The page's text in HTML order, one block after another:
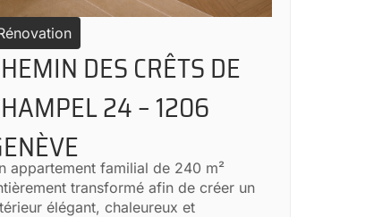
DES CRÊTS DE
24 – 1206
appartement familial de 240 m²
transformé afin de créer un
élégant, chaleureux et